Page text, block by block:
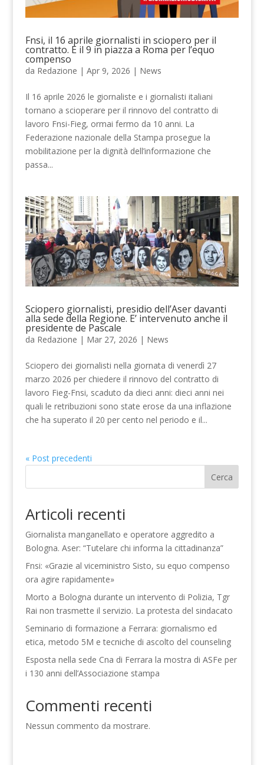
Fnsi, il 16 aprile giornalisti in sciopero per il
contratto. E il 9 in piazza a Roma per l’equo
compenso
da Redazione | Apr 9, 2026 | News
Il 16 aprile 2026 le giornaliste e i giornalisti italiani
tornano a scioperare per il rinnovo del contratto di
lavoro Fnsi-Fieg, ormai fermo da 10 anni. La
Federazione nazionale della Stampa prosegue la
mobilitazione per la dignità dell’informazione che
passa...
Sciopero giornalisti, presidio dell’Aser davanti
alla sede della Regione. E’ intervenuto anche il
presidente de Pascale
da Redazione | Mar 27, 2026 | News
Sciopero dei giornalisti nella giornata di venerdì 27
marzo 2026 per chiedere il rinnovo del contratto di
lavoro Fieg-Fnsi, scaduto da dieci anni: dieci anni nei
quali le retribuzioni sono state erose da una inflazione
che ha superato il 20 per cento nel periodo e il...
« Post precedenti
Cerca
Articoli recenti
Giornalista manganellato e operatore aggredito a
Bologna. Aser: “Tutelare chi informa la cittadinanza”
Fnsi: «Grazie al viceministro Sisto, su equo compenso
ora agire rapidamente»
Morto a Bologna durante un intervento di Polizia, Tgr
Rai non trasmette il servizio. La protesta del sindacato
Seminario di formazione a Ferrara: giornalismo ed
etica, metodo 5M e tecniche di ascolto del counseling
Esposta nella sede Cna di Ferrara la mostra di ASFe per
i 130 anni dell’Associazione stampa
Commenti recenti
Nessun commento da mostrare.